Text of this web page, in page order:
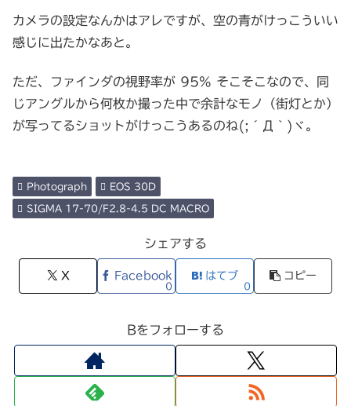
カメラの設定なんかはアレですが、空の青がけっこういい
感じに出たかなあと。
ただ、ファインダの視野率が 95% そこそこなので、同
じアングルから何枚か撮った中で余計なモノ（街灯とか）
が写ってるショットがけっこうあるのね(;´Д｀)ヾ。
Photograph EOS 30D
SIGMA 17-70/F2.8-4.5 DC MACRO
シェアする
X Facebook
0
はてブ
0
コピー
Bをフォローする